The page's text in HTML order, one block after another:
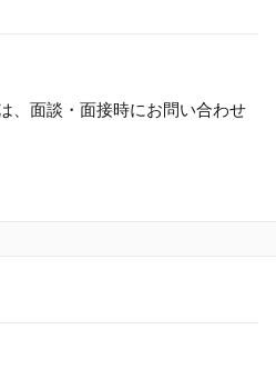
、面談・面接時にお問い合わせ